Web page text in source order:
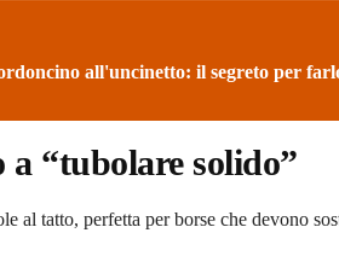
all'uncinetto: il segreto per
“tubolare solido”
al tatto, perfetta per borse che devono